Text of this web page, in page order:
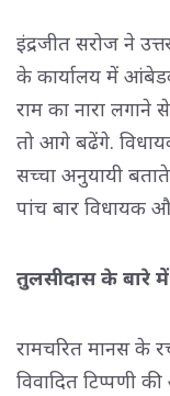
इंद्रजीत सरोज ने
के कार्यालय में
राम का नारा लगाने
तो आगे बढेंगे.
सच्चा अनुयायी
पांच बार विधायक
तुलसीदास के बारे
रामचरित मानस के
विवादित टिप्पणी